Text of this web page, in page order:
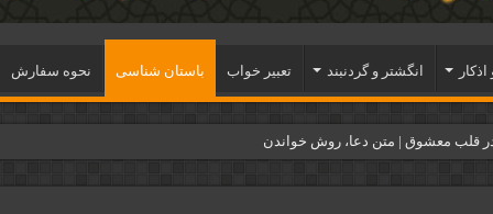
انگشتر و گردنبند تعبیر خواب باستان شناسی نحوه سفارش
قلب معشوق | متن دعا، روش خواندن